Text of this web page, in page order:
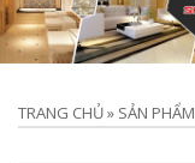
TRANG CHỦ» SẢN PHẨM